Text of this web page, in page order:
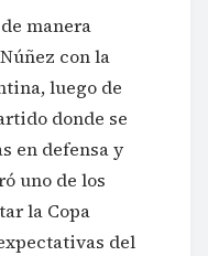
manera
con la
luego de
donde se
en defensa y
uno de los
la Copa
del